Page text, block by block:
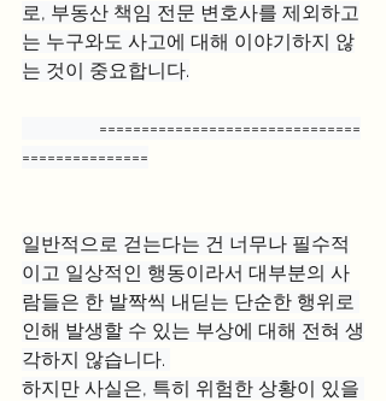
로, 부동산 책임 전문 변호사를 제외하고
는 누구와도 사고에 대해 이야기하지 않
는 것이 중요합니다.
===============================
===============
일반적으로 걷는다는 건 너무나 필수적
이고 일상적인 행동이라서 대부분의 사
람들은 한 발짝씩 내딛는 단순한 행위로
인해 발생할 수 있는 부상에 대해 전혀 생
각하지 않습니다.
하지만 사실은, 특히 위험한 상황이 있을